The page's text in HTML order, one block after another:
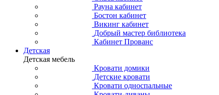
Рауна кабинет
Бостон кабинет
Викинг кабинет
Добрый мастер библиотека
Кабинет Прованс
Детская
Детская мебель
Кровати домики
Детские кровати
Кровати односпальные